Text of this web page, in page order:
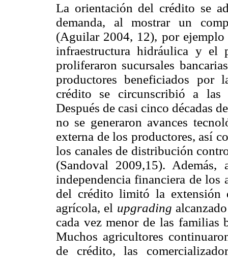
La orientación del crédito se
demanda, al mostrar un
(Aguilar 2004, 12), por ejemplo
infraestructura hidráulica y el
proliferaron sucursales
productores beneficiados por
crédito se circunscribió a las
Después de casi cinco décadas
no se generaron avances
externa de los productores, así
los canales de distribución
(Sandoval 2009,15).
independencia financiera de
del crédito limitó la extensión
agrícola, el upgrading
cada vez menor de las familias
Muchos agricultores
de crédito, las